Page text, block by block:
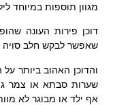
מגוון תוספות במיוחד
דוכן פירות העונה
שאפשר לבקש חלב סויה
והדוכן האהוב ביותר
שערות סבתא או צמר
אף ילד או מבוגר לא